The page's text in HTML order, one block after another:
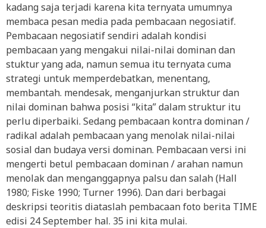
kadang saja terjadi karena kita ternyata umumnya
membaca pesan media pada pembacaan negosiatif.
Pembacaan negosiatif sendiri adalah kondisi
pembacaan yang mengakui nilai-nilai dominan dan
stuktur yang ada, namun semua itu ternyata cuma
strategi untuk memperdebatkan, menentang,
membantah. mendesak, menganjurkan struktur dan
nilai dominan bahwa posisi “kita” dalam struktur itu
perlu diperbaiki. Sedang pembacaan kontra dominan /
radikal adalah pembacaan yang menolak nilai-nilai
sosial dan budaya versi dominan. Pembacaan versi ini
mengerti betul pembacaan dominan / arahan namun
menolak dan menganggapnya palsu dan salah (Hall
1980; Fiske 1990; Turner 1996). Dan dari berbagai
deskripsi teoritis diataslah pembacaan foto berita TIME
edisi 24 September hal. 35 ini kita mulai.